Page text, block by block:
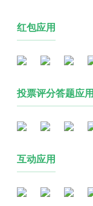
红包应用
投票评分答题应用
互动应用